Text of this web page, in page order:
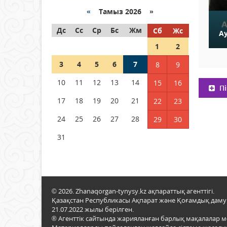
энергиясын өндіру бойынша
04 тамыз 2026 ж. 107
МЕ?
04 тамыз 2026 ж. 99
байланысты суды үнемдей
« Тамыз 2026 »
Дс
Сс Ср Бс Жм Сб
Жс
1
2
3
4 5 6 7 8
9
10
11 12 13 14 15
16
17
18 19 20 21 22
23
24
25 26 27 28 29
30
31
© 2026. Zhanaqorgan-tynysy.kz ақпараттық агенттігі.
Қазақстан Республикасы Ақпарат және Қоғамдық даму
21.07.2022 жылы берілген.
® Агенттік сайтында жарияланған барлық